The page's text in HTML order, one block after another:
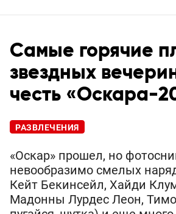
Самые горячие
звездных
честь «Оскара-
РАЗВЛЕЧЕНИЯ
«Оскар» прошел, но
невообразимо смелых
Кейт Бекинсейл, Хайди
Мадонны Лурдес Леон,